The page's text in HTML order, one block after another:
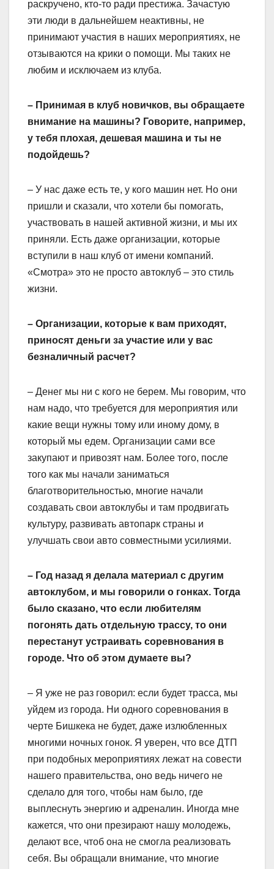
раскручено, кто-то ради престижа. Зачастую
эти люди в дальнейшем неактивны, не
принимают участия в наших мероприятиях, не
отзываются на крики о помощи. Мы таких не
любим и исключаем из клуба.
– Принимая в клуб новичков, вы обращаете
внимание на машины? Говорите, например,
у тебя плохая, дешевая машина и ты не
подойдешь?
– У нас даже есть те, у кого машин нет. Но они
пришли и сказали, что хотели бы помогать,
участвовать в нашей активной жизни, и мы их
приняли. Есть даже организации, которые
вступили в наш клуб от имени компаний.
«Смотра» это не просто автоклуб – это стиль
жизни.
– Организации, которые к вам приходят,
приносят деньги за участие или у вас
безналичный расчет?
– Денег мы ни с кого не берем. Мы говорим, что
нам надо, что требуется для мероприятия или
какие вещи нужны тому или иному дому, в
который мы едем. Организации сами все
закупают и привозят нам. Более того, после
того как мы начали заниматься
благотворительностью, многие начали
создавать свои автоклубы и там продвигать
культуру, развивать автопарк страны и
улучшать свои авто совместными усилиями.
– Год назад я делала материал с другим
автоклубом, и мы говорили о гонках. Тогда
было сказано, что если любителям
погонять дать отдельную трассу, то они
перестанут устраивать соревнования в
городе. Что об этом думаете вы?
– Я уже не раз говорил: если будет трасса, мы
уйдем из города. Ни одного соревнования в
черте Бишкека не будет, даже излюбленных
многими ночных гонок. Я уверен, что все ДТП
при подобных мероприятиях лежат на совести
нашего правительства, оно ведь ничего не
сделало для того, чтобы нам было, где
выплеснуть энергию и адреналин. Иногда мне
кажется, что они презирают нашу молодежь,
делают все, чтоб она не смогла реализовать
себя. Вы обращали внимание, что многие